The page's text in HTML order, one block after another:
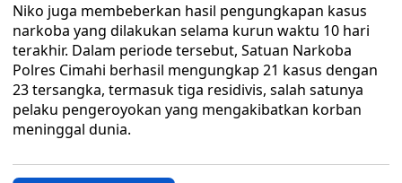
Niko juga membeberkan hasil pengungkapan kasus
narkoba yang dilakukan selama kurun waktu 10 hari
terakhir. Dalam periode tersebut, Satuan Narkoba
Polres Cimahi berhasil mengungkap 21 kasus dengan
23 tersangka, termasuk tiga residivis, salah satunya
pelaku pengeroyokan yang mengakibatkan korban
meninggal dunia.